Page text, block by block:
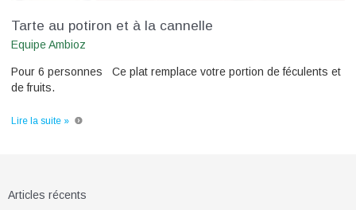
Tarte au potiron et à la cannelle
Equipe Ambioz
Pour 6 personnes Ce plat remplace votre portion de féculents et
de fruits.
Lire la suite »
Articles récents